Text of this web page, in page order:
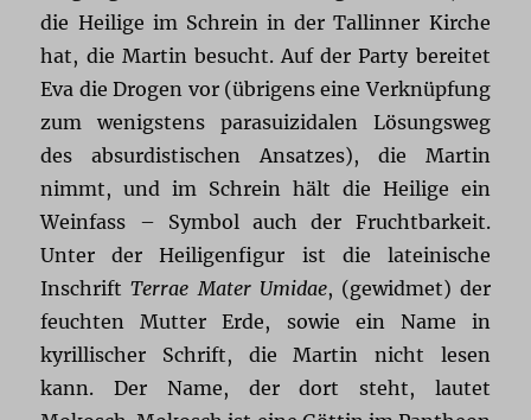
die Heilige im Schrein in der Tallinner Kirche
hat, die Martin besucht. Auf der Party bereitet
Eva die Drogen vor (übrigens eine Verknüpfung
zum wenigstens parasuizidalen Lösungsweg
des absurdistischen Ansatzes), die Martin
nimmt, und im Schrein hält die Heilige ein
Weinfass – Symbol auch der Fruchtbarkeit.
Unter der Heiligenfigur ist die lateinische
InschriftTerrae Mater Umidae, (gewidmet) der
feuchten Mutter Erde, sowie ein Name in
kyrillischer Schrift, die Martin nicht lesen
kann. Der Name, der dort steht, lautet